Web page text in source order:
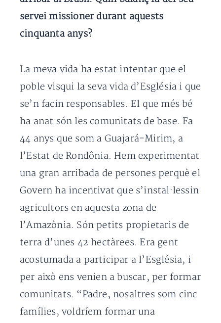
servei missioner durant aquests
cinquanta anys?
La meva vida ha estat intentar que el
poble visqui la seva vida d’Església i que
se’n facin responsables. El que més bé
ha anat són les comunitats de base. Fa
44 anys que som a Guajará-Mirim, a
l’Estat de Rondônia. Hem experimentat
una gran arribada de persones perquè el
Govern ha incentivat que s’instal·lessin
agricultors en aquesta zona de
l’Amazònia. Són petits propietaris de
terra d’unes 42 hectàrees. Era gent
acostumada a participar a l’Església, i
per això ens venien a buscar, per formar
comunitats. “Padre, nosaltres som cinc
famílies, voldríem formar una